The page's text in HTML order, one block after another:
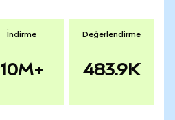
İndirme
10M+
Değerlendirme
483.9K